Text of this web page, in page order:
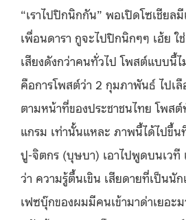
“เราไปปิกนิกกัน” พอเปิดโซเชียล
เพื่อนดารา กูจะไปปิกนิกๆๆ เฮ้ย ใ
เสียงดังกว่าคนทั่วไป โพสต์แบบนี้
คือการโพสต์ว่า 2 กุมภาพันธ์ ไปเลื
ตามหน้าที่ของประชาชนไทย โพส
แกรม เท่านั้นแหละ ภาพนี้ได้ไปขึ้
ปู-จิตกร (บุษบา) เอาไปพูดบนเวที
ว่า ความรู้ตื้นเขิน เสียดายที่เป็นนั
เฟซบุ๊กของผมมีคนเข้ามาด่าเยอ